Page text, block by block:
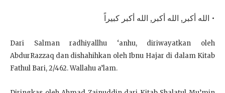
• الله أكبر, الله أكبر, الله أكبر كبيراً
Dari Salman radhiyallhu ‘anhu, diriwayatkan oleh
AbdurRazzaq dan dishahihkan oleh Ibnu Hajar di dalam Kitab
Fathul Bari, 2/462. Wallahu a’lam.